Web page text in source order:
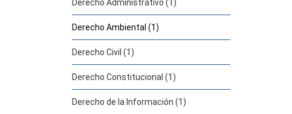
Derecho Administrativo (1)
Derecho Ambiental (1)
Derecho Civil (1)
Derecho Constitucional (1)
Derecho de la Información (1)